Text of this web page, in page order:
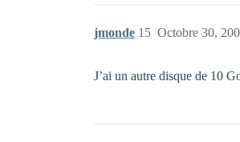
jmonde Octobre 30,
15
J’ai un autre disque de 10